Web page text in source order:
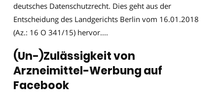
deutsches Datenschutzrecht. Dies geht aus der
Entscheidung des Landgerichts Berlin vom 16.01.2018
(Az.: 16 O 341/15) hervor....
(Un-)Zulässigkeit von
Arzneimittel-Werbung auf
Facebook